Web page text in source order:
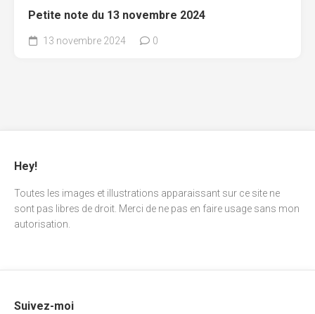
Petite note du 13 novembre 2024
13 novembre 2024 0
Hey!
Toutes les images et illustrations apparaissant sur ce site ne
sont pas libres de droit. Merci de ne pas en faire usage sans mon
autorisation.
Suivez-moi